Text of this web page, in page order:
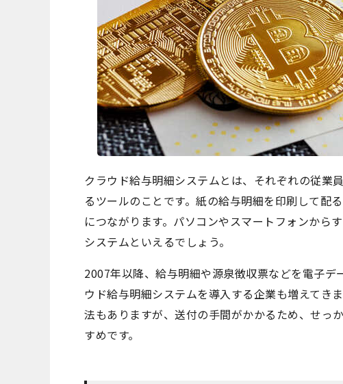
クラウド給与明細システムとは、それぞれの従業
るツールのことです。紙の給与明細を印刷して配
につながります。パソコンやスマートフォンから
システムといえるでしょう。
2007年以降、給与明細や源泉徴収票などを電子
ウド給与明細システムを導入する企業も増えてき
法もありますが、送付の手間がかかるため、せっ
すめです。